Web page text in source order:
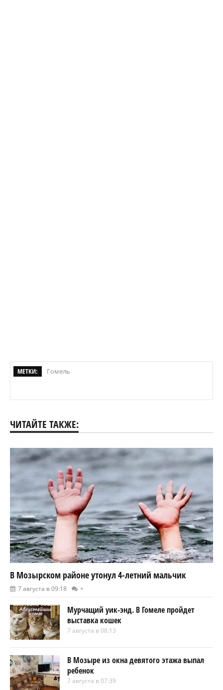
МЕТКИ: Гомель
ЧИТАЙТЕ ТАКЖЕ:
В Мозырском районе утонул 4-летний мальчик
7 августа в 09:18 +
Мурчащий уик-энд. В Гомеле пройдет
выставка кошек
7 августа в 08:13
В Мозыре из окна девятого этажа выпал
ребенок
7 августа в 07:39